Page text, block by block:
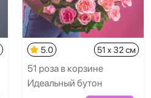
5.0 51 x 32 см
51 роза в корзине
Идеальный бутон